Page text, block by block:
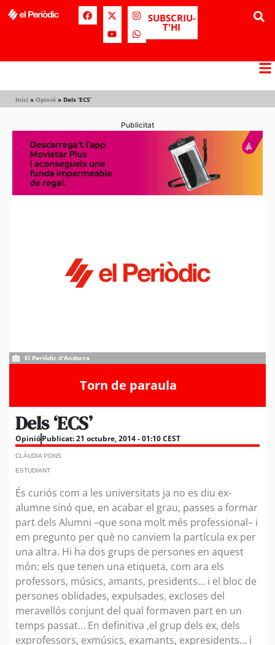
SUBSCRIU-
T'HI
Inici » Opinió » Dels ‘ECS’
Publicitat
El Periòdic d'Andorra
Torn de paraula
Dels ‘ECS’
OpinióPublicat:21 octubre, 2014 - 01:10 CEST
CLÀUDIA PONS
ESTUDIANT
És curiós com a les universitats ja no es diu ex-
alumne sinó que, en acabar el grau, passes a formar
part dels Alumni –que sona molt més professional– i
em pregunto per què no canviem la partícula ex per
una altra. Hi ha dos grups de persones en aquest
món: els que tenen una etiqueta, com ara els
professors, músics, amants, presidents… i el bloc de
persones oblidades, expulsades, excloses del
meravellós conjunt del qual formaven part en un
temps passat… En definitiva ,el grup dels ex, dels
exprofessors, exmúsics, examants, expresidents… i